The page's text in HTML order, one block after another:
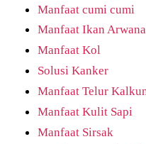
Manfaat cumi cumi
Manfaat Ikan Arwana
Manfaat Kol
Solusi Kanker
Manfaat Telur
Manfaat Kulit Sapi
Manfaat Sirsak